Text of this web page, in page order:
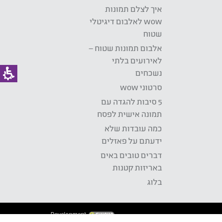
איך לצלם תמונות
wow לאלבום דיגיטלי
שטוח
אלבום תמונות שטוח –
לאירועים בלתי
נשכחים
סרטוני wow
5 סיבות להגדה עם
תמונה אישית לפסח
כמה עובדות שלא
ידעתם על פאזלים
דברים טובים באים
באריזות קטנות
בלוג
Development: